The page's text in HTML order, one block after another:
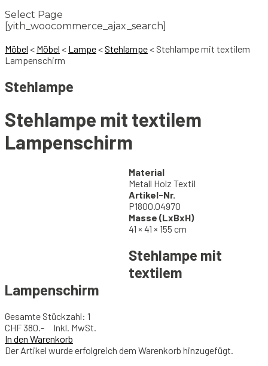
Select Page
[yith_woocommerce_ajax_search]
Möbel < Möbel < Lampe<Stehlampe< Stehlampe mit textilem
Lampenschirm
Stehlampe
Stehlampe mit textilem
Lampenschirm
Material
Metall Holz Textil
Artikel-Nr.
P1800.04970
Masse (LxBxH)
41 × 41 × 155 cm
Stehlampe mit
textilem
Lampenschirm
Gesamte Stückzahl: 1
CHF380.- Inkl. MwSt.
In den Warenkorb
Der Artikel wurde erfolgreich dem Warenkorb hinzugefügt.